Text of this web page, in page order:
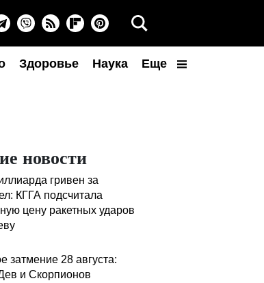
Здоровье Наука Еще
новости
гривен за
КГГА подсчитала
цену ракетных ударов
затмение 28 августа:
и Скорпионов